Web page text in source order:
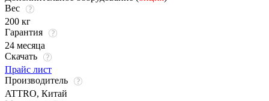
Вес
200 кг
Гарантия
24 месяца
Скачать
Прайс лист
Производитель
ATTRO, Китай